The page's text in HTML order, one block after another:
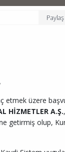
Paylaş
etmek üzere
HİZMETLER A.Ş.
getirmiş olup,